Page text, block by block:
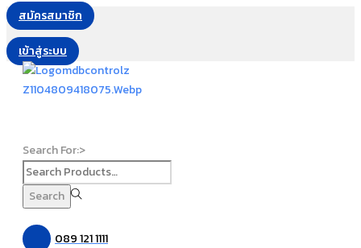
สมัครสมาชิก
เข้าสู่ระบบ
Search For:>
Search
089 121 1111